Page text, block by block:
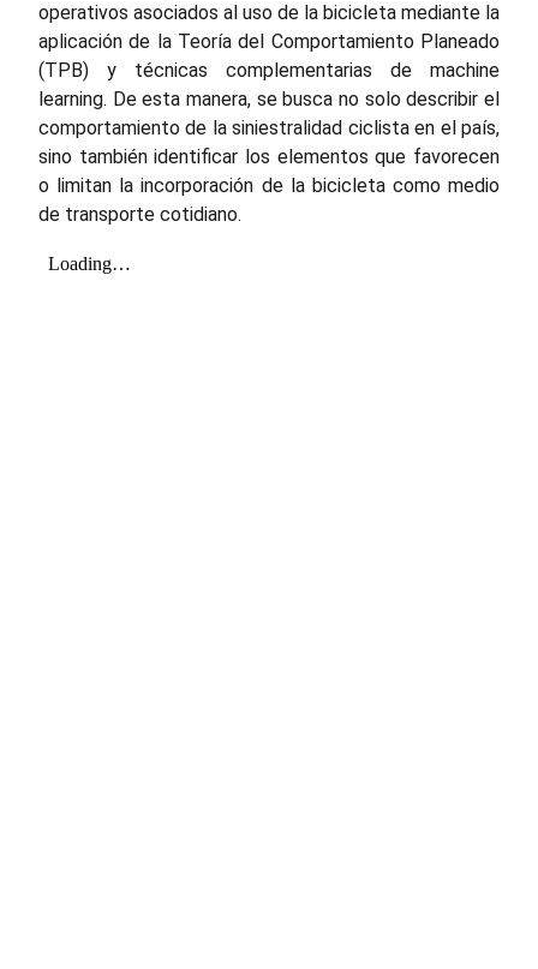
operativos asociados al uso de la bicicleta mediante la
aplicación de la Teoría del Comportamiento Planeado
(TPB) y técnicas complementarias de machine
learning. De esta manera, se busca no solo describir el
comportamiento de la siniestralidad ciclista en el país,
sino también identificar los elementos que favorecen
o limitan la incorporación de la bicicleta como medio
de transporte cotidiano.